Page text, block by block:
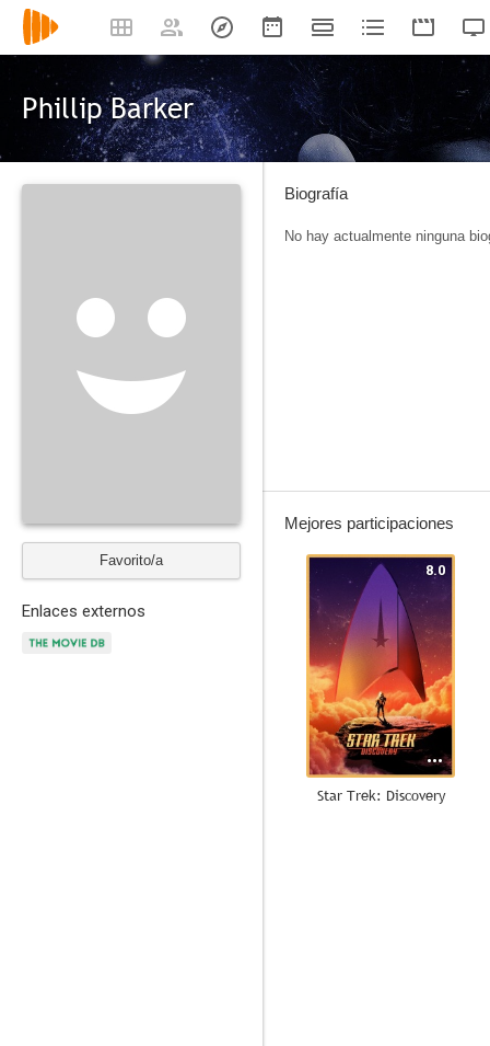
Phillip Barker
Favorito/a
Enlaces externos
Biografía
No hay actualmente ninguna
Mejores participaciones
8.0
Star Trek: Discovery